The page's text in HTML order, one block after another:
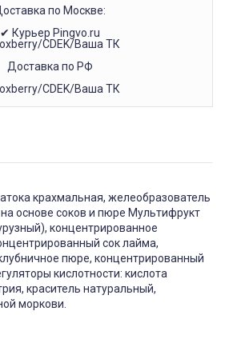
по Москве:
✔ Курьер Pingvo.ru
CDEK/Ваша ТК
Доставка по РФ
CDEK/Ваша ТК
крахмальная, желеобразователь
на основе соков и пюре Мультифрукт
концентрированное
сок лайма,
пюре, концентрированный
кислотности: кислота
краситель натуральный,
моркови.